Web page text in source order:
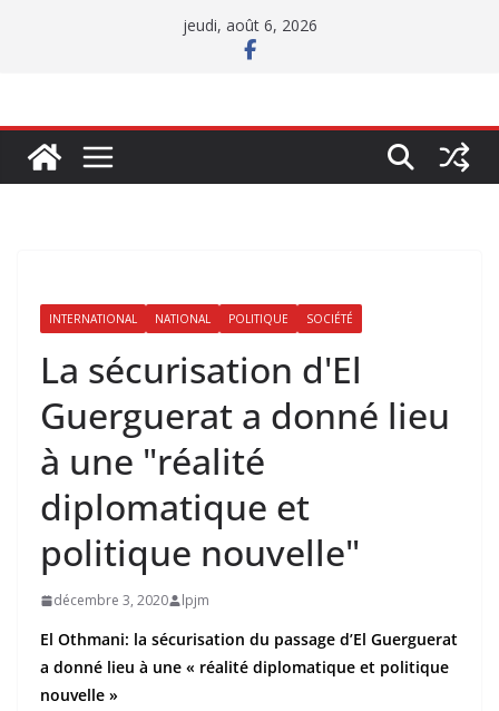
jeudi, août 6, 2026
INTERNATIONAL NATIONAL POLITIQUE SOCIÉTÉ
La sécurisation d'El
Guerguerat a donné lieu
à une "réalité
diplomatique et
politique nouvelle"
décembre 3, 2020 lpjm
El Othmani: la sécurisation du passage d’El Guerguerat
a donné lieu à une « réalité diplomatique et politique
nouvelle »